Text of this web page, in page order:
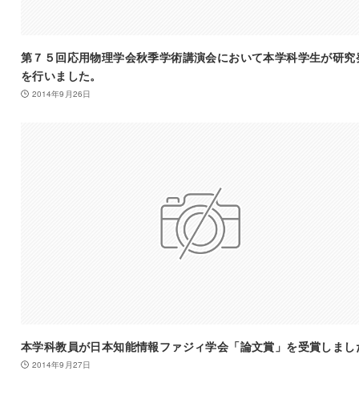
第７５回応用物理学会秋季学術講演会において本学科学生が研究
を行いました。
2014年9月26日
本学科教員が日本知能情報ファジィ学会「論文賞」を受賞しまし
2014年9月27日